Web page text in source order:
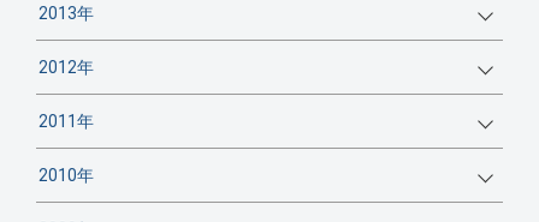
2013年
2012年
2011年
2010年